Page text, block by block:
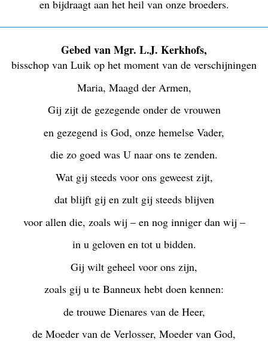
en bijdraagt aan het heil van onze broeders.
Gebed van Mgr. L.J. Kerkhofs,
bisschop van Luik op het moment van de verschijningen
Maria, Maagd der Armen,
Gij zijt de gezegende onder de vrouwen
en gezegend is God, onze hemelse Vader,
die zo goed was U naar ons te zenden.
Wat gij steeds voor ons geweest zijt,
dat blijft gij en zult gij steeds blijven
voor allen die, zoals wij – en nog inniger dan wij –
in u geloven en tot u bidden.
Gij wilt geheel voor ons zijn,
zoals gij u te Banneux hebt doen kennen:
de trouwe Dienares van de Heer,
de Moeder van de Verlosser, Moeder van God,